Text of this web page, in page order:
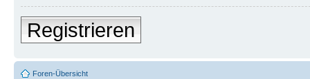
Registrieren
Foren-Übersicht